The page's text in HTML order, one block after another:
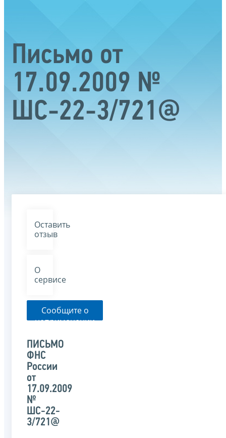
Письмо от
17.09.2009 №
ШС-22-3/721@
Оставить
отзыв
О
сервисе
Сообщите о
неприменении
органом
указанного
письма
ПИСЬМО
ФНС
России
от
17.09.2009
№
ШС-22-
3/721@